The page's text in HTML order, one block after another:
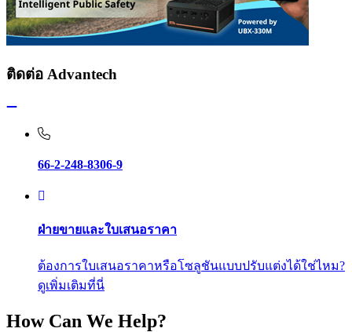
ติดต่อ Advantech
66-2-248-8306-9
ฝ่ายขายและใบเสนอราคา
ต้องการใบเสนอราคาหรือโซลูชันแบบปรับแต่งได้ใช่ไหม?
ดูเพิ่มเติมที่นี่
How Can We Help?